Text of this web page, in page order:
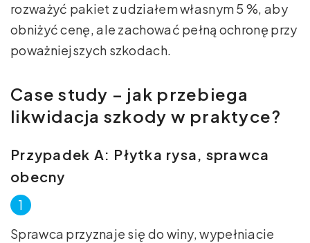
rozważyć pakiet z udziałem własnym 5 %, aby
obniżyć cenę, ale zachować pełną ochronę przy
poważniejszych szkodach.
Case study – jak przebiega
likwidacja szkody w praktyce?
Przypadek A: Płytka rysa, sprawca
obecny
Sprawca przyznaje się do winy, wypełniacie